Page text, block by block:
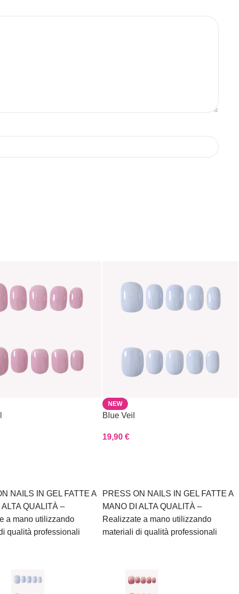
NAILS IN GEL FATTE A
ALTA QUALITÀ –
a mano utilizzando
qualità professionali
NEW
Blue Veil
19,90€
PRESS ON NAILS IN GEL FATTE A
MANO DI ALTA QUALITÀ –
Realizzate a mano utilizzando
materiali di qualità professionali